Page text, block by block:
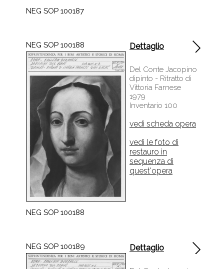
NEG SOP 100187
NEG SOP 100188
NEG SOP 100188
Dettaglio
Del Conte Jacopino
dipinto - Ritratto di
Vittoria Farnese
1979
Inventario 100
vedi scheda opera
vedi le foto di
restauro in
sequenza di
quest'opera
NEG SOP 100189 Dettaglio